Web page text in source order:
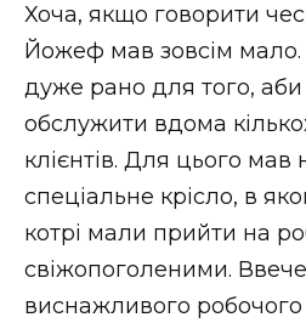
Хоча, якщо говорити
Йожеф мав зовсім мало.
дуже рано для того,
обслужити вдома
клієнтів. Для цього мав
спеціальне крісло, в
котрі мали прийти на
свіжопоголеними.
виснажливого